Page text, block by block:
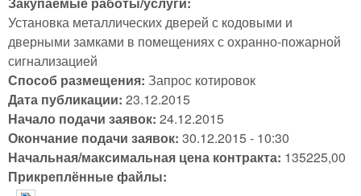
Установка металлических дверей с кодовыми и
дверными замками в помещениях с охранно-пожарной
сигнализацией
Способ размещения: Запрос котировок
Дата публикации: 23.12.2015
Начало подачи заявок: 24.12.2015
Окончание подачи заявок: 30.12.2015 - 10:30
Начальная/максимальная цена контракта: 135225,00
Прикреплённые файлы: